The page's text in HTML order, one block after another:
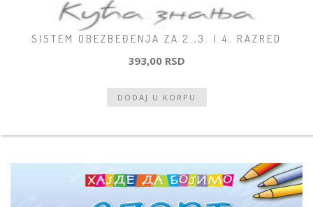
SISTEM OBEZBEĐENJA ZA 2.,3. I 4. RAZRED
393,00 RSD